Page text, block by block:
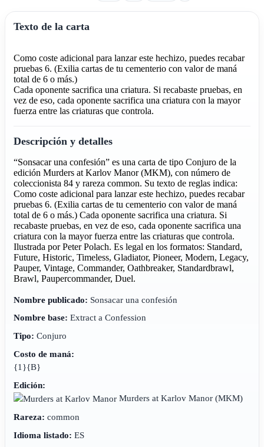
Texto de la carta
Como coste adicional para lanzar este hechizo, puedes recabar
pruebas 6. (Exilia cartas de tu cementerio con valor de maná
total de 6 o más.)
Cada oponente sacrifica una criatura. Si recabaste pruebas, en
vez de eso, cada oponente sacrifica una criatura con la mayor
fuerza entre las criaturas que controla.
Descripción y detalles
“Sonsacar una confesión” es una carta de tipo Conjuro de la
edición Murders at Karlov Manor (MKM), con número de
coleccionista 84 y rareza common. Su texto de reglas indica:
Como coste adicional para lanzar este hechizo, puedes recabar
pruebas 6. (Exilia cartas de tu cementerio con valor de maná
total de 6 o más.) Cada oponente sacrifica una criatura. Si
recabaste pruebas, en vez de eso, cada oponente sacrifica una
criatura con la mayor fuerza entre las criaturas que controla.
Ilustrada por Peter Polach. Es legal en los formatos: Standard,
Future, Historic, Timeless, Gladiator, Pioneer, Modern, Legacy,
Pauper, Vintage, Commander, Oathbreaker, Standardbrawl,
Brawl, Paupercommander, Duel.
Nombre publicado: Sonsacar una confesión
Nombre base: Extract a Confession
Tipo: Conjuro
Costo de maná:
{1}{B}
Edición:
Murders at Karlov Manor(MKM)
Rareza: common
Idioma listado: ES